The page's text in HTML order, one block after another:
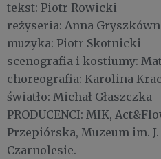
tekst: Piotr Rowicki
reżyseria: Anna
muzyka: Piotr Skotnicki
scenografia i kostiumy:
choreografia: Karolina
światło: Michał Głaszczka
PRODUCENCI: MIK,
Przepiórska, Muzeum im.
Czarnolesie.